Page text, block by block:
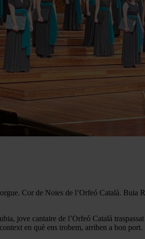
Cor de Noies de l’Orfeó Català. Buia
jove cantaire de l’Orfeó Català
en què ens trobem, arriben a bon port.